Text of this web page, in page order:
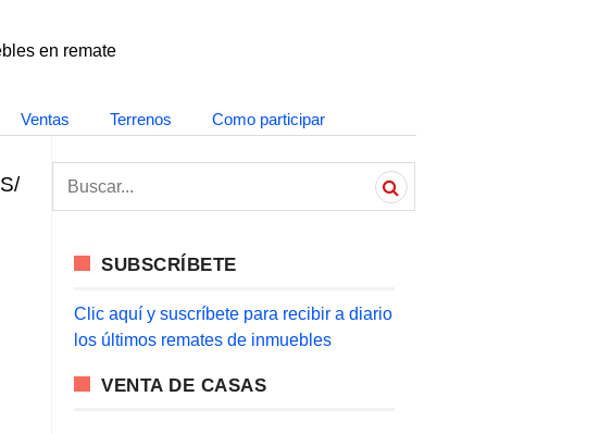
en remate
Ventas Terrenos Como participar
a
SUBSCRÍBETE
Clic aquí y suscríbete para recibir a diario
los últimos remates de inmuebles
VENTA DE CASAS